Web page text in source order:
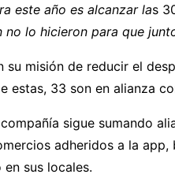
este año es alcanzar las
no lo hicieron para que
su misión de reducir el
estas, 33 son en alianza
sigue sumando
adheridos a la
sus locales.